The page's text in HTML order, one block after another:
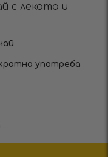
с лекота и
употреба